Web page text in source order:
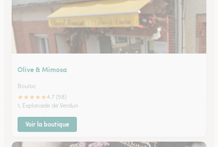
Olive & Mimosa
Bouloc
★★★★★4.7 (58)
1, Esplanade de Verdun
Voir la boutique